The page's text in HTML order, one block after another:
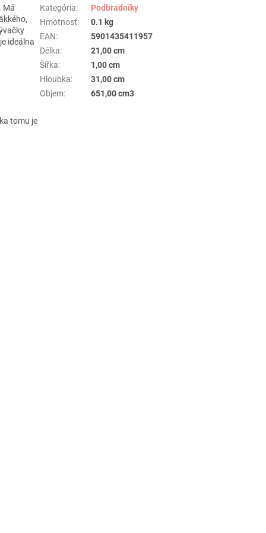
Má
ideálna
tomu je
Kategória:
Podbradníky
Hmotnosť:
0.1 kg
EAN:
5901435411957
Délka:
21,00 cm
Šířka:
1,00 cm
Hloubka:
31,00 cm
Objem: 651,00 cm3